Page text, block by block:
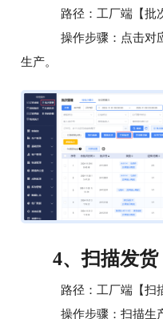
路径：工厂端【批
操作步骤：点击对
生产。
4、扫描发货
路径：工厂端【扫
操作步骤：扫描生